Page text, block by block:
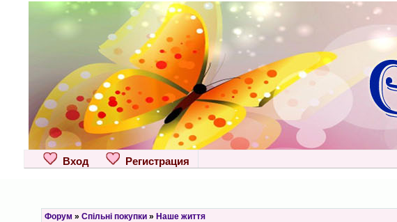
Вход Регистрация
Форум » Спільні покупки» Наше життя